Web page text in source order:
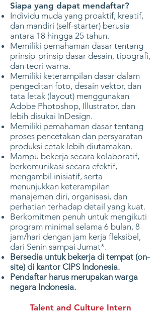
Siapa yang dapat mendaftar?
Individu muda yang proaktif, kreatif,
dan mandiri (self-starter) berusia
antara 18 hingga 25 tahun.
Memiliki pemahaman dasar tentang
prinsip-prinsip dasar desain, tipografi,
dan teori warna.
Memiliki keterampilan dasar dalam
pengeditan foto, desain vektor, dan
tata letak (layout) menggunakan
Adobe Photoshop, Illustrator, dan
lebih disukai InDesign.
Memiliki pemahaman dasar tentang
proses pencetakan dan persyaratan
produksi cetak lebih diutamakan.
Mampu bekerja secara kolaboratif,
berkomunikasi secara efektif,
mengambil inisiatif, serta
menunjukkan keterampilan
manajemen diri, organisasi, dan
perhatian terhadap detail yang kuat.
Berkomitmen penuh untuk mengikuti
program minimal selama 6 bulan, 8
jam/hari dengan jam kerja fleksibel,
dari Senin sampai Jumat*.
Bersedia untuk bekerja di tempat (on-
site) di kantor CIPS Indonesia.
Pendaftar harus merupakan warga
negara Indonesia.
Talent and Culture Intern